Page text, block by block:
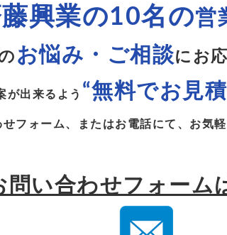
興業の10名の営
お悩み・ご相談に お
が出来るよう “無料でお見
せフォーム、またはお電話にて、お気
問い合わせフォーム